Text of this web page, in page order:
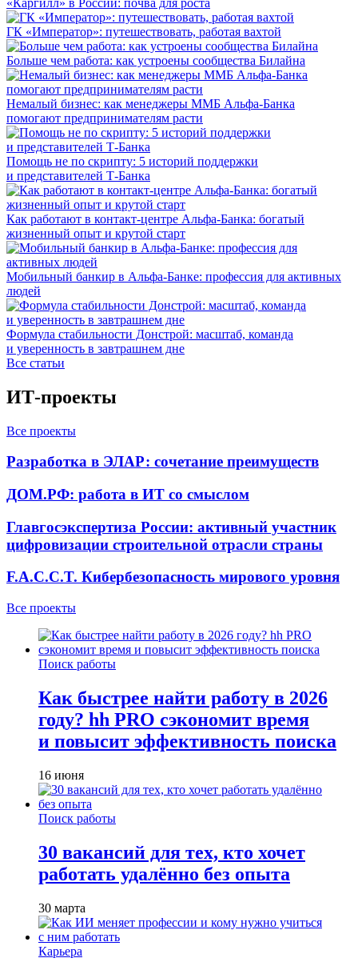
ГК «Император»: путешествовать, работая вахтой
Больше чем работа: как устроены сообщества Билайна
Немалый бизнес: как менеджеры ММБ Альфа-Банка
помогают предпринимателям расти
Помощь не по скрипту: 5 историй поддержки
и представителей Т-Банка
Как работают в контакт-центре Альфа-Банка: богатый
жизненный опыт и крутой старт
Мобильный банкир в Альфа-Банке: профессия для активных
людей
Формула стабильности Донстрой: масштаб, команда
и уверенность в завтрашнем дне
Все статьи
ИТ-проекты
Все проекты
Разработка в ЭЛАР: сочетание преимуществ
ДОМ.РФ: работа в ИТ со смыслом
Главгосэкспертиза России: активный участник
цифровизации строительной отрасли страны
F.A.C.C.T. Кибербезопасность мирового уровня
Все проекты
Поиск работы
Как быстрее найти работу в 2026
году? hh PRO сэкономит время
и повысит эффективность поиска
16 июня
Поиск работы
30 вакансий для тех, кто хочет
работать удалённо без опыта
30 марта
Карьера